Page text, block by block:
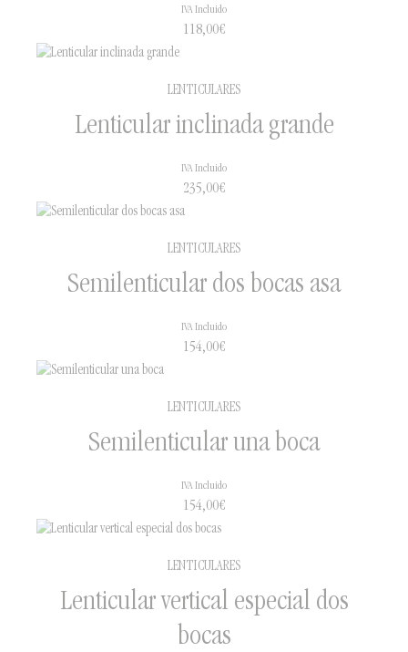
118,00€
IVA Incluido
LENTICULARES
Lenticular inclinada grande
235,00€
IVA Incluido
LENTICULARES
Semilenticular dos bocas asa
154,00€
IVA Incluido
LENTICULARES
Semilenticular una boca
154,00€
IVA Incluido
LENTICULARES
Lenticular vertical especial dos
bocas